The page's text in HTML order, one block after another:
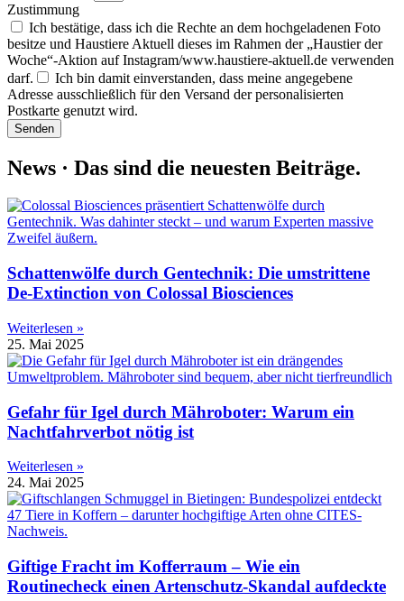
Zustimmung
Ich bestätige, dass ich die Rechte an dem hochgeladenen Foto
besitze und Haustiere Aktuell dieses im Rahmen der „Haustier der
Woche“-Aktion auf Instagram/www.haustiere-aktuell.de verwenden
darf.
Ich bin damit einverstanden, dass meine angegebene
Adresse ausschließlich für den Versand der personalisierten
Postkarte genutzt wird.
Senden
News · Das sind die neuesten Beiträge.
Schattenwölfe durch Gentechnik: Die umstrittene
De-Extinction von Colossal Biosciences
Weiterlesen »
25. Mai 2025
Gefahr für Igel durch Mähroboter: Warum ein
Nachtfahrverbot nötig ist
Weiterlesen »
24. Mai 2025
Giftige Fracht im Kofferraum – Wie ein
Routinecheck einen Artenschutz-Skandal aufdeckte